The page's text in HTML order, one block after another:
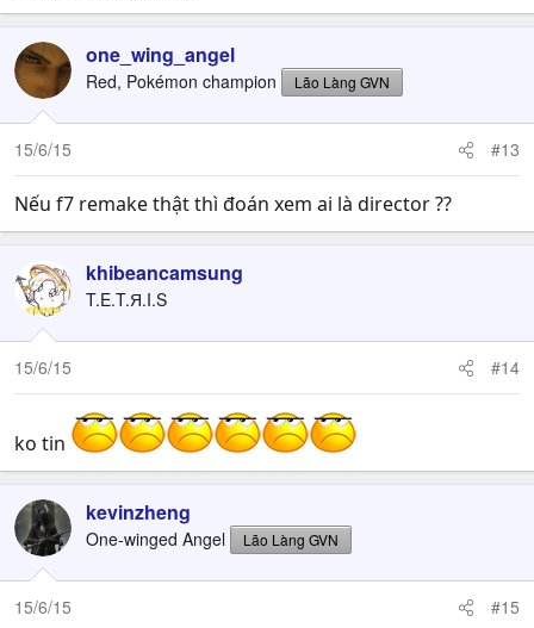
one_wing_angel
Red, Pokémon champion Lão Làng GVN
15/6/15 #13
Nếu f7 remake thật thì đoán xem ai là director ??
khibeancamsung
T.E.T.Я.I.S
15/6/15 #14
ko tin
kevinzheng
One-winged Angel Lão Làng GVN
15/6/15 #15